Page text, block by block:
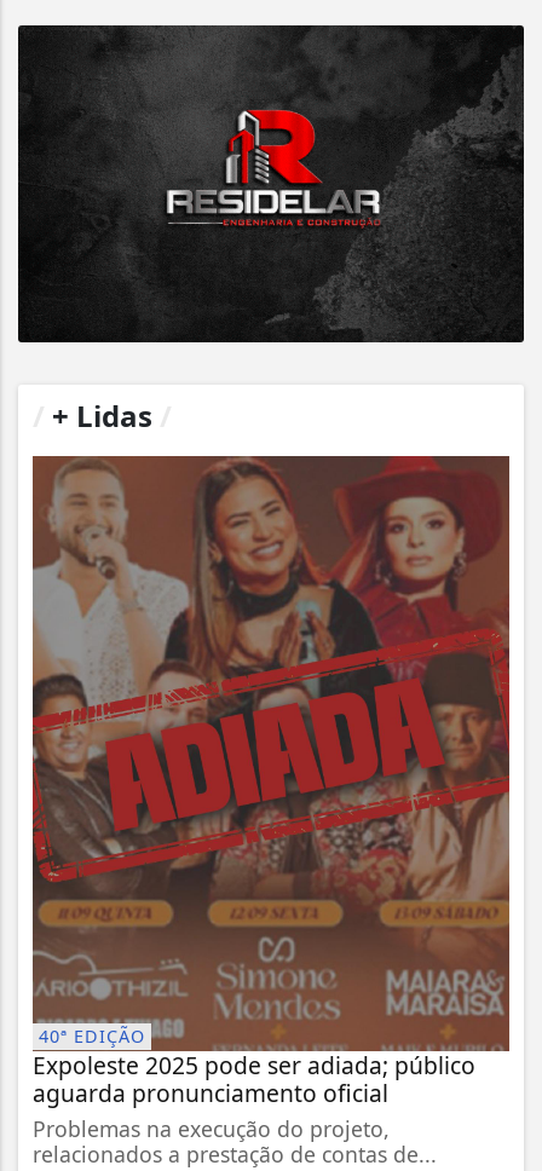
+ Lidas
40ª EDIÇÃO
Expoleste 2025 pode ser adiada; público
aguarda pronunciamento oficial
Problemas na execução do projeto,
relacionados a prestação de contas de...